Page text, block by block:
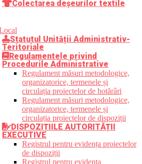
Colectarea deșeurilor textile
Statutul Unității Administrativ-
Teritoriale
Regulamentele privind
Procedurile Administrative
Regulament măsuri metodologice,
organizatorice, termenele și
circulația proiectelor de hotărâri
Regulament măsuri metodologice,
organizatorice, termenele și
circulația proiectelor de dispoziții
DISPOZIȚIILE AUTORITĂȚII
EXECUTIVE
Registrul pentru evidența proiectelor
de dispoziții
Registrul pentru evidența